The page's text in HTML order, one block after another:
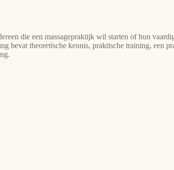
die een massagepraktijk wil starten of hun
bevat theoretische kennis, praktische training, een